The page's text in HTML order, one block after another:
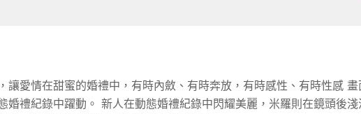
讓愛情在甜蜜的婚禮中，有時內斂、有時奔放，有時感性、有時性感
婚禮紀錄中躍動。 新人在動態婚禮紀錄中閃耀美麗，米羅則在鏡頭後